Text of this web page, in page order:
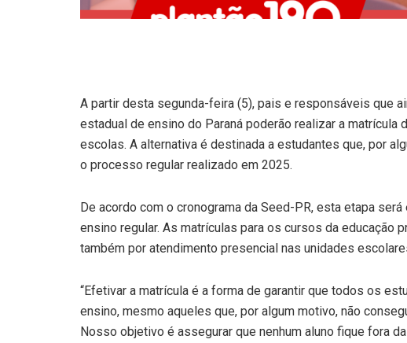
A partir desta segunda-feira (5), pais e responsáveis que
estadual de ensino do Paraná poderão realizar a
escolas. A alternativa é destinada a estudantes que, por
o processo regular realizado em 2025.
De acordo com o cronograma da Seed-PR, esta etapa
ensino regular. As matrículas para os cursos da educação
também por atendimento presencial nas unidades
“Efetivar a matrícula é a forma de garantir que todos os
ensino, mesmo aqueles que, por algum motivo, não
Nosso objetivo é assegurar que nenhum aluno fique fora